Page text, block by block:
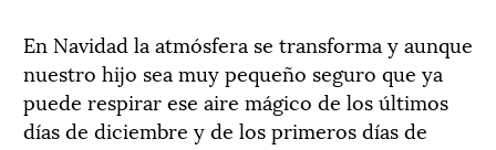
En Navidad la atmósfera se transforma y aunque
nuestro hijo sea muy pequeño seguro que ya
puede respirar ese aire mágico de los últimos
días de diciembre y de los primeros días de